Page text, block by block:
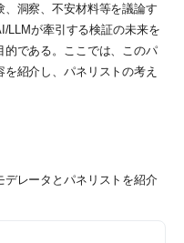
洞察、不安材料等を議論す
LLMが牽引する検証の未来を
的である。ここでは、このパ
紹介し、パネリストの考え
レータとパネリストを紹介